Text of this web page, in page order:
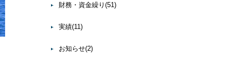
財務・資金繰り (51)
実績(11)
お知らせ(2)